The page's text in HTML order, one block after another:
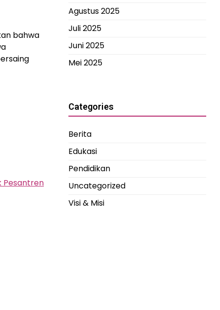
bahwa
Pesantren
Agustus 2025
Juli 2025
Juni 2025
Mei 2025
Categories
Berita
Edukasi
Pendidikan
Uncategorized
Visi & Misi